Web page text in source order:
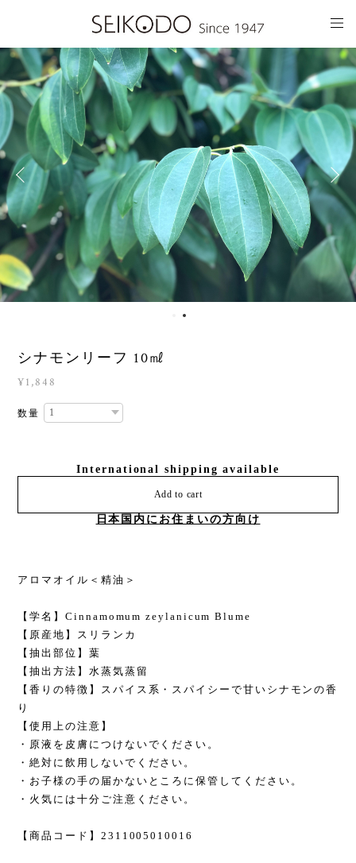
シナモンリーフ 10㎖
¥1,848
数量
International shipping available
Add to cart
日本国内にお住まいの方向け
アロマオイル＜精油＞
【学名】Cinnamomum zeylanicum Blume
【原産地】スリランカ
【抽出部位】葉
【抽出方法】水蒸気蒸留
【香りの特徴】スパイス系・スパイシーで甘いシナモンの香
り
【使用上の注意】
・原液を皮膚につけないでください。
・絶対に飲用しないでください。
・お子様の手の届かないところに保管してください。
・火気には十分ご注意ください。
【商品コード】2311005010016